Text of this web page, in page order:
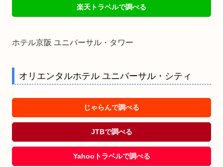
楽天トラベルで調べる
ホテル京阪 ユニバーサル・タワー
オリエンタルホテル ユニバーサル・シティ
じゃらんで調べる
JTBで調べる
Yahooトラベルで調べる